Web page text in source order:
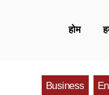
होम
Business